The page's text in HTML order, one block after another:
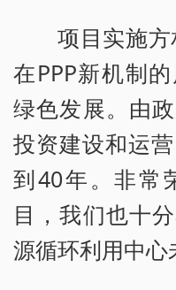
项目实施
在PPP新机制
绿色发展。由
投资建设和运
到40年。非常
目，我们也十
源循环利用中心